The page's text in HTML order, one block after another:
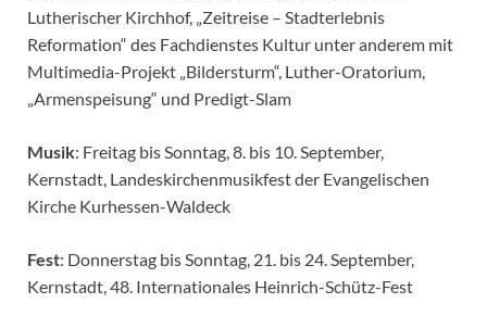
Lutherischer Kirchhof, „Zeitreise – Stadterlebnis
Reformation“ des Fachdienstes Kultur unter anderem mit
Multimedia-Projekt „Bildersturm“, Luther-Oratorium,
„Armenspeisung“ und Predigt-Slam
Musik: Freitag bis Sonntag, 8. bis 10. September,
Kernstadt, Landeskirchenmusikfest der Evangelischen
Kirche Kurhessen-Waldeck
Fest: Donnerstag bis Sonntag, 21. bis 24. September,
Kernstadt, 48. Internationales Heinrich-Schütz-Fest